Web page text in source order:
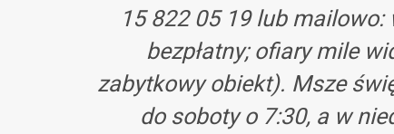
15 822 05 19 lub mailowo:
bezpłatny; ofiary mile
zabytkowy obiekt). Msze
do soboty o 7:30, a w